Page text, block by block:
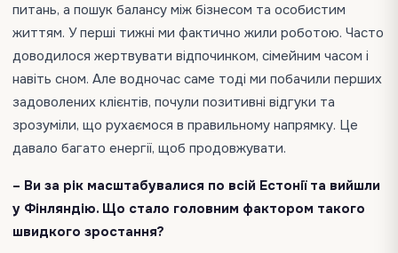
питань, а пошук балансу між бізнесом та особистим
життям. У перші тижні ми фактично жили роботою. Часто
доводилося жертвувати відпочинком, сімейним часом і
навіть сном. Але водночас саме тоді ми побачили перших
задоволених клієнтів, почули позитивні відгуки та
зрозуміли, що рухаємося в правильному напрямку. Це
давало багато енергії, щоб продовжувати.
– Ви за рік масштабувалися по всій Естонії та вийшли
у Фінляндію. Що стало головним фактором такого
швидкого зростання?